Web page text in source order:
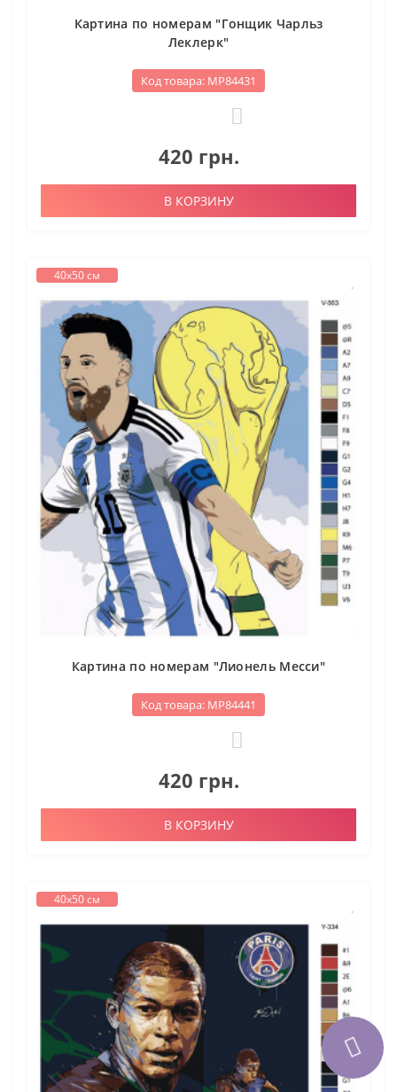
Картина по номерам "Гонщик Чарльз
Леклерк"
Код товара: МР84431
420 грн.
В КОРЗИНУ
40х50 см
Картина по номерам "Лионель Месси"
Код товара: МР84441
420 грн.
В КОРЗИНУ
40х50 см